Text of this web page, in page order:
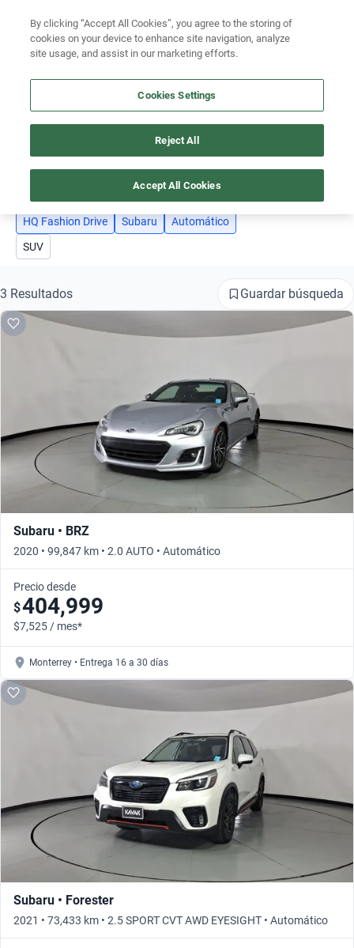
Ubicación
AUTOS SUBARU HQ FASHION DRIVE AUTOMATICO
Busca por modelo
Busca por año
Busca por modelo
3
HQ Fashion Drive Subaru
Automático
SUV
3 Resultados Guardar búsqueda
Subaru • BRZ
2020 • 99,847 km • 2.0 AUTO • Automático
Precio desde
$404,999
$7,525 / mes*
Monterrey • Entrega 16 a 30 días
Subaru • Forester
2021 • 73,433 km • 2.5 SPORT CVT AWD EYESIGHT • Automático
By clicking “Accept All Cookies”, you agree to the storing of
cookies on your device to enhance site navigation, analyze
site usage, and assist in our marketing efforts.
Cookies Settings
Reject All
Accept All Cookies